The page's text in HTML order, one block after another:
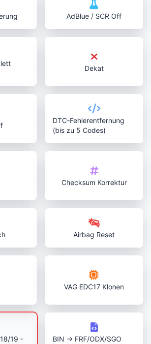
AdBlue / SCR Off
Dekat
DTC-Fehlerentfernung
(bis zu 5 Codes)
Checksum Korrektur
Airbag Reset
VAG EDC17 Klonen
19 -
BIN → FRF/ODX/SGO